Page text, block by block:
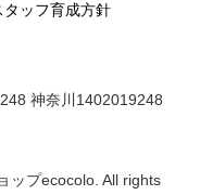
タッフ育成方針
神奈川1402019248
ップecocolo. All rights